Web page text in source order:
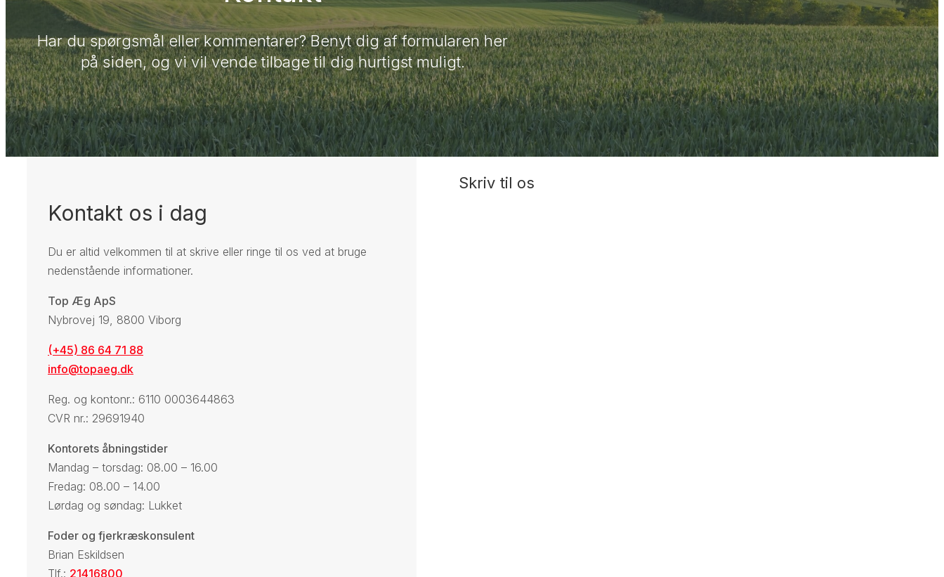
Har du spørgsmål eller kommentarer? Benyt dig af formularen her
på siden, og vi vil vende tilbage til dig hurtigst muligt.
Kontakt os i dag
Du er altid velkommen til at skrive eller ringe til os ved at bruge
nedenstående informationer.
Top Æg ApS
Nybrovej 19, 8800 Viborg
(+45) 86 64 71 88
info@topaeg.dk
Reg. og kontonr.: 6110 0003644863
CVR nr.: 29691940
Kontorets åbningstider
Mandag – torsdag: 08.00 – 16.00
Fredag: 08.00 – 14.00
Lørdag og søndag: Lukket
Foder og fjerkræskonsulent
Brian Eskildsen
Tlf.: 21416800
Skriv til os